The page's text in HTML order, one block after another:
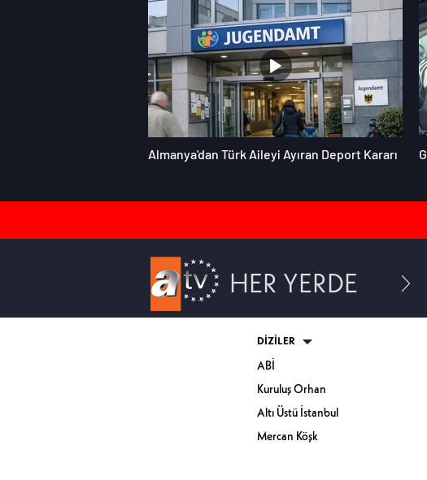
Almanya'dan Türk Aileyi Ayıran Deport Kararı
HER YERDE
DİZİLER
ABİ
Kuruluş Orhan
Altı Üstü İstanbul
Mercan Köşk